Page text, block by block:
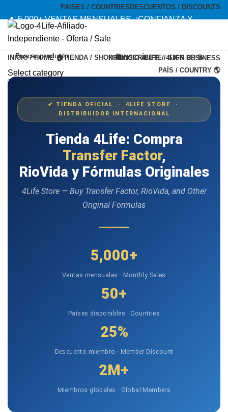
PAISES / COUNTRIES DESCUENTOS / DISCOUNTS
🔥 5,000+ VENTAS MENSUALES. ¡CONFIANZA Y
CALIDAD! --- 🔥 5,000+ MONTHLY SALES. TRUST AND
QUALITY!
NEGOCIO 4LIFE / 4LIFE BUSINESS
TIENDA OFICIAL / OFFICIAL STORE 🔒
Select category
Menu
INICIO / HOME 🏠TIENDA / SHOP 🛍️INSCRÍBETE / SIGN UP 📝
PAÍS / COUNTRY 🌎
✔ TIENDA OFICIAL · 4LIFE STORE ·
DISTRIBUIDOR INTERNACIONAL
Tienda 4Life: Compra
Transfer Factor,
RioVida y Fórmulas Originales
4Life Store — Buy Transfer Factor, RioVida, and Other
Original Formulas
5,000+
Ventas mensuales · Monthly Sales
50+
Países disponibles · Countries
25%
Descuento miembro · Member Discount
2M+
Miembros globales · Global Members